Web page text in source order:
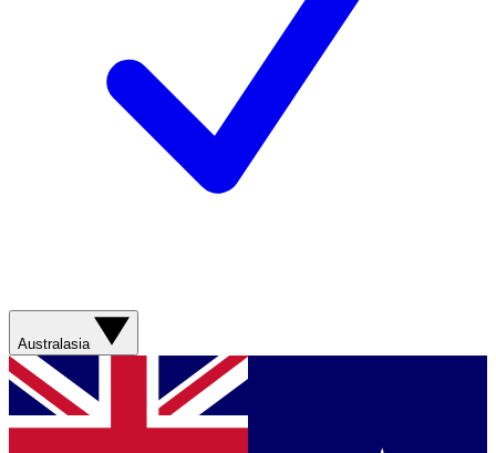
Australasia